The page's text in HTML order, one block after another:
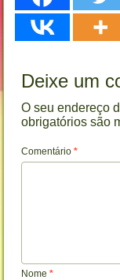
Deixe um
O seu endereço
obrigatórios são
Comentário*
Nome*